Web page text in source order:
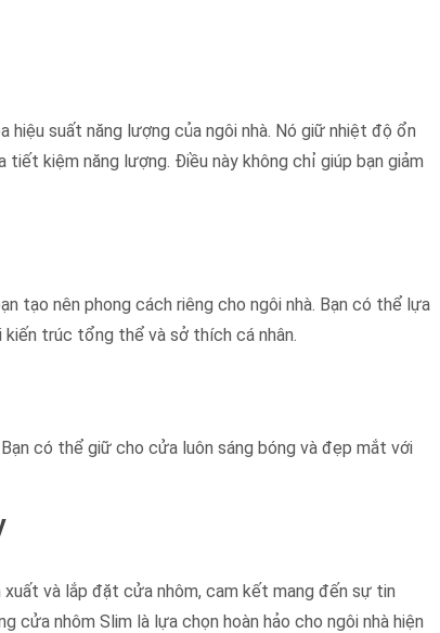
suất năng lượng của ngôi nhà. Nó giữ nhiệt độ ổn
kiệm năng lượng. Điều này không chỉ giúp bạn giảm
tạo nên phong cách riêng cho ngôi nhà. Bạn có thể lựa
kiến trúc tổng thể và sở thích cá nhân.
có thể giữ cho cửa luôn sáng bóng và đẹp mắt với
xuất và lắp đặt cửa nhôm, cam kết mang đến sự tin
cửa nhôm Slim là lựa chọn hoàn hảo cho ngôi nhà hiện